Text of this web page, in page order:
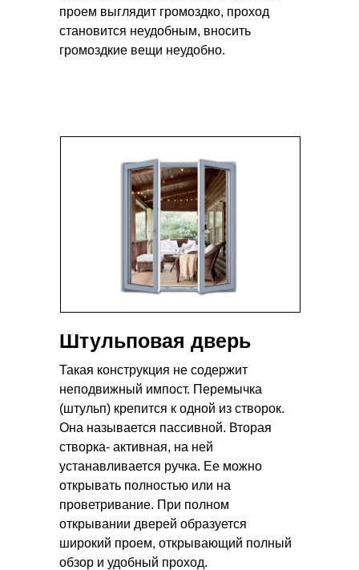
Штульповая дверь
Такая конструкция не содержит
неподвижный импост. Перемычка
(штульп) крепится к одной из створок.
Она называется пассивной. Вторая
створка- активная, на ней
устанавливается ручка. Ее можно
открывать полностью или на
проветривание. При полном
открывании дверей образуется
широкий проем, открывающий полный
обзор и удобный проход.
проем выглядит громоздко, проход
становится неудобным, вносить
громоздкие вещи неудобно.